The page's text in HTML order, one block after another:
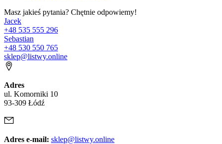
Masz jakieś pytania? Chętnie odpowiemy!
Jacek
+48 535 555 296
Sebastian
+48 530 550 765
sklep@listwy.online
Adres
ul. Komorniki 10
93-309 Łódź
Adres e-mail: sklep@listwy.online